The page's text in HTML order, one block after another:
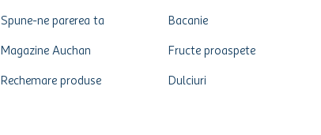
Spune-ne parerea ta
Magazine Auchan
Rechemare produse
Bacanie
Fructe proaspete
Dulciuri